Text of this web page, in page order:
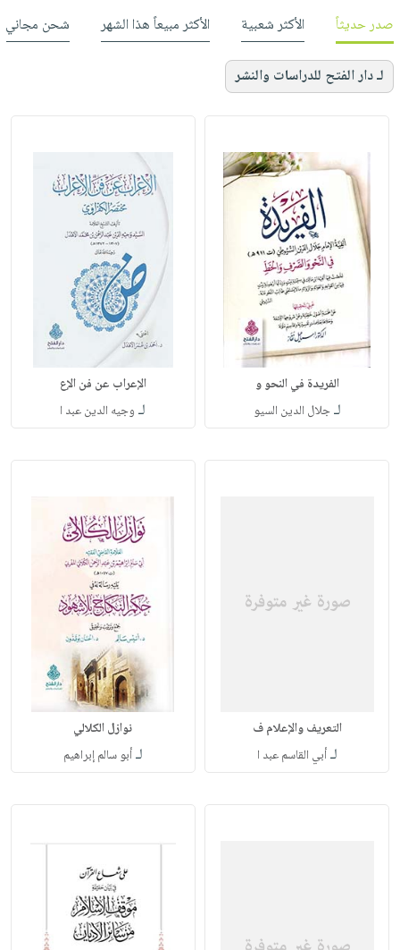
صدر حديثاً الأكثر شعبية الأكثر مبيعاً هذا الشهر شحن مجاني
لـ دار الفتح للدراسات والنشر
الفريدة في النحو و
لـجلال الدين السيو
الإعراب عن فن الإع
لـ وجيه الدين عبد ا
التعريف والإعلام ف
لـأبي القاسم عبد ا
نوازل الكلالي
لـأبو سالم إبراهيم